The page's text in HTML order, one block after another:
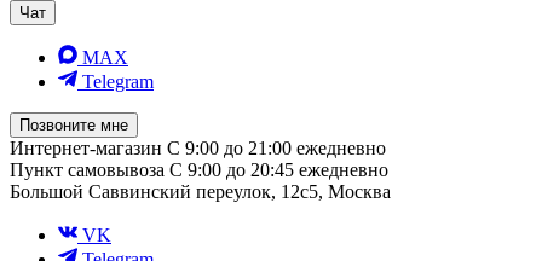
Чат
MAX
Telegram
Позвоните мне
Интернет-магазин С 9:00 до 21:00 ежедневно
Пункт самовывоза С 9:00 до 20:45 ежедневно
Большой Саввинский переулок, 12с5, Москва
VK